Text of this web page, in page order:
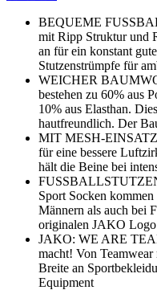
BEQUEME
mit Ripp Struktur und
an für ein konstant
Stutzenstrümpfe für
WEICHER
bestehen zu 60% aus
10% aus Elasthan.
hautfreundlich. Der
MIT MESH-
für eine bessere
hält die Beine bei
Sport Socken
Männern als auch bei
originalen JAKO Logo
JAKO: WE ARE
macht! Von
Breite an
Equipment